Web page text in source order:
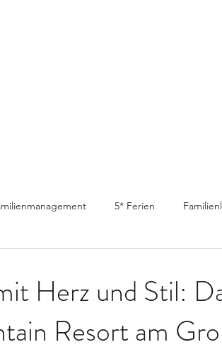
5* Ferien
Herz und Stil:
Resort am